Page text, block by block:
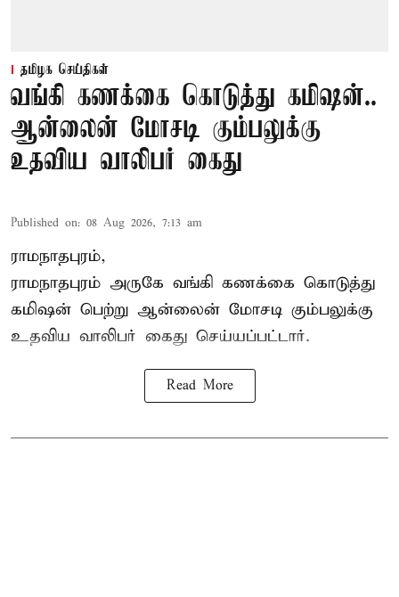
தமிழக செய்திகள்
வங்கி கணக்கை கொடுத்து கமிஷன்..
ஆன்லைன் மோசடி கும்பலுக்கு
உதவிய வாலிபர் கைது
Published on: 08 Aug 2026, 7:13 am
ராமநாதபுரம்,
ராமநாதபுரம் அருகே வங்கி கணக்கை கொடுத்து
கமிஷன் பெற்று ஆன்லைன் மோசடி கும்பலுக்கு
உதவிய வாலிபர் கைது செய்யப்பட்டார்.
Read More